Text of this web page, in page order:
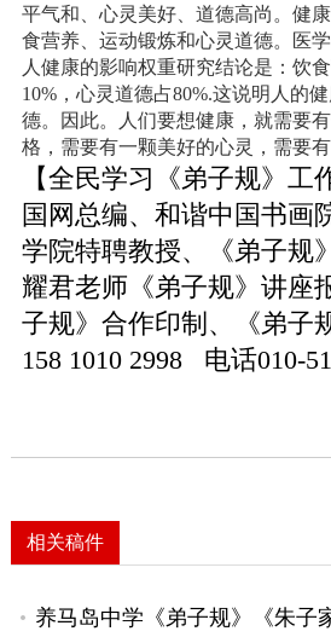
平气和、心灵美好、道德高尚。健
食营养、运动锻炼和心灵道德。医
人健康的影响权重研究结论是：饮
10%，心灵道德占80%.这说明人的
德。因此。人们要想健康，就需要
格，需要有一颗美好的心灵，需要有
【全民学习《弟子规》工
国网总编、和谐中国书画
学院特聘教授、《弟子规
耀君老师《弟子规》讲座
子规》合作印制、《弟子
158 1010 2998 电话010-
相关稿件
养马岛中学《弟子规》《朱子